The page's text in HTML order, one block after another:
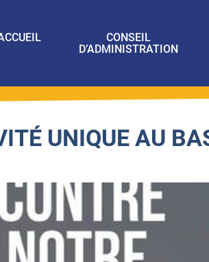
CONSEIL
D’ADMINISTRATION
UNIQUE AU